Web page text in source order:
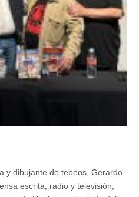
y dibujante de tebeos, Gerardo
escrita, radio y televisión,